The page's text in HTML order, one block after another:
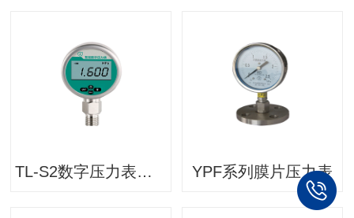
TL-S2数字压力表（电池供电） YPF系列膜片压力表